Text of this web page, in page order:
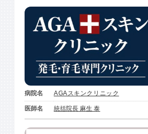
病院名 AGAスキンクリニック
医師名 統括院長 麻生 泰